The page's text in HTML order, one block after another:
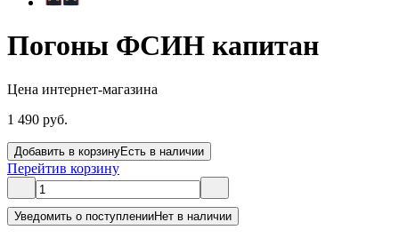
Погоны ФСИН капитан
Цена интернет-магазина
1 490 руб.
Добавить в корзинуЕсть в наличии
Перейтив корзину
Уведомить о поступленииНет в наличии